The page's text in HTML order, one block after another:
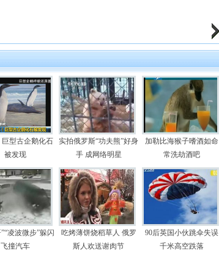
巨型古企鹅化石
被发现
实拍俄罗斯“功夫熊”好身
手 成网络明星
加勒比海猴子嗜酒如命
常洗劫酒吧
凌波微步”躲闪
飞撞汽车
吃烤薄饼烧稻草人 俄罗
斯人欢送谢肉节
90后英国小伙跳伞失误
千米高空跌落